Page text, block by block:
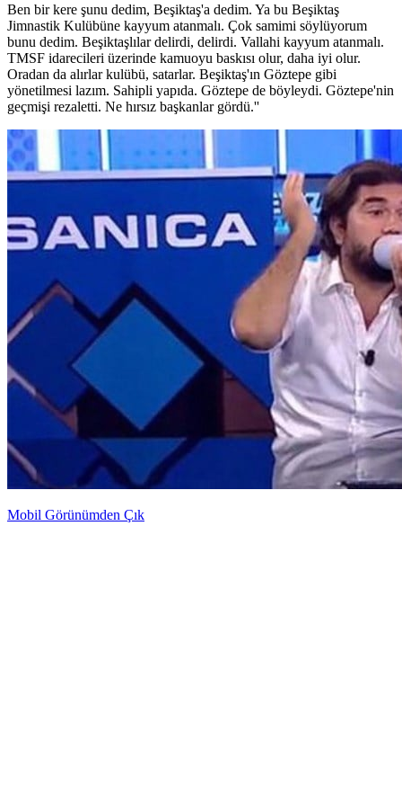
Ben bir kere şunu dedim, Beşiktaş'a dedim. Ya bu Beşiktaş
Jimnastik Kulübüne kayyum atanmalı. Çok samimi söylüyorum
bunu dedim. Beşiktaşlılar delirdi, delirdi. Vallahi kayyum atanmalı.
TMSF idarecileri üzerinde kamuoyu baskısı olur, daha iyi olur.
Oradan da alırlar kulübü, satarlar. Beşiktaş'ın Göztepe gibi
yönetilmesi lazım. Sahipli yapıda. Göztepe de böyleydi. Göztepe'nin
geçmişi rezaletti. Ne hırsız başkanlar gördü.''
Mobil Görünümden Çık